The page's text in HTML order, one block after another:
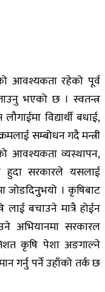
आवश्यकता रहेको पूर्व
भएको छ । स्वतन्त्र
विद्यार्थी बधाई,
सम्बोधन गदै मन्त्री
आवश्यकता व्यस्थापन,
हुदा सरकारले यसलाई
जोडदिनुुभयो । कृषिबाट
बचाउने मात्रै होईन
अभियानमा सरकारल
कृषि पेशा अङगाल्ने
गर्नु पर्ने उहाँको तर्क छ